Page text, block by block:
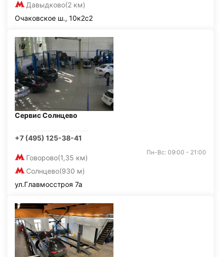
Давыдково(2 км)
Очаковское ш., 10к2с2
Сервис Солнцево
+7 (495) 125-38-41
Говорово(1,35 км)
Солнцево(930 м)
Пн-Вс: 09:00 - 21:00
ул.Главмосстроя 7а